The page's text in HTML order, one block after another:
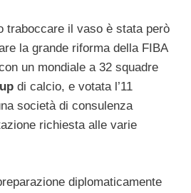
traboccare il vaso è stata però
la grande riforma della FIBA
un mondiale a 32 squadre
di calcio, e votata l’11
società di consulenza
richiesta alle varie
diplomaticamente